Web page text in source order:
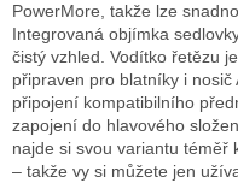
PowerMore, takže lze
Integrovaná objímka
čistý vzhled. Vodítko řetězu
připraven pro blatníky i
připojení kompatibilního
zapojení do hlavového
najde si svou variantu téměř
– takže vy si můžete jen